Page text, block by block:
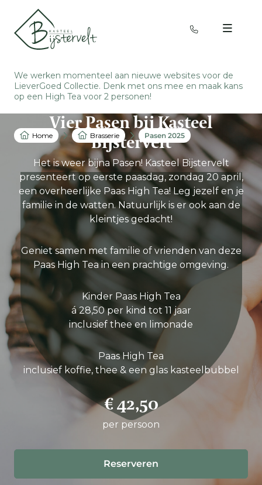
We werken momenteel aan nieuwe websites voor de
LieverGoed Collectie. Denk met ons mee en maak kans
op een High Tea voor 2 personen!
Home Brasserie Pasen 2025
Vier Pasen bij Kasteel
Bijstervelt
Het is weer bijna Pasen! Kasteel Bijstervelt
presenteert op eerste paasdag, zondag 20 april,
een overheerlijke Paas High Tea! Leg jezelf en je
familie in de watten. Natuurlijk is er ook aan de
kleintjes gedacht!
Geniet samen met familie of vrienden van deze
Paas High Tea in een prachtige omgeving.
Kinder Paas High Tea
á 28,50 per kind tot 11 jaar
inclusief thee en limonade
Paas High Tea
inclusief koffie, thee & een glas kasteelbubbel
€ 42,50
per persoon
Reserveren